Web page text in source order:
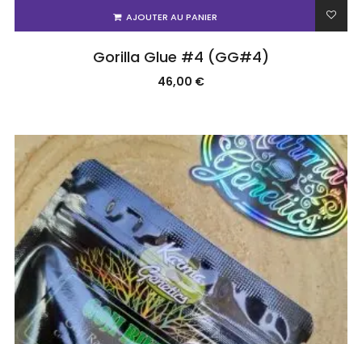
AJOUTER AU PANIER
Gorilla Glue #4 (GG#4)
46,00 €